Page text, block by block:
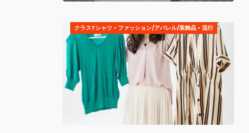
クラスTシャツ • ファッション/アパレル/装飾品 • 流行